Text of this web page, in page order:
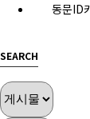
동문ID
SEARCH